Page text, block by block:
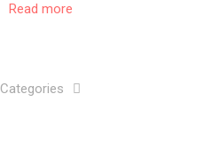
Read more
Categories